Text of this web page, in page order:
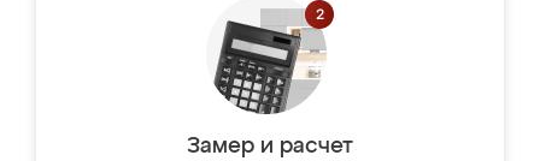
Замер и расчет